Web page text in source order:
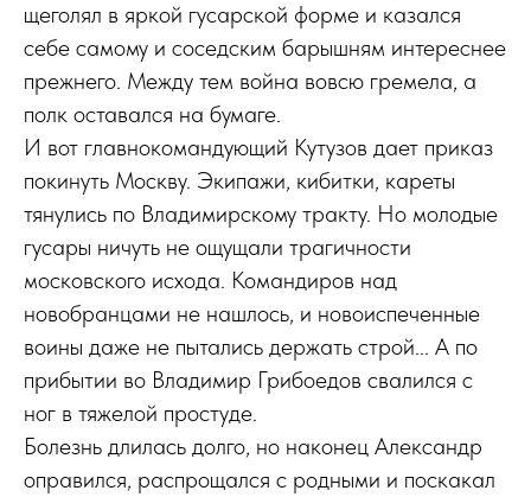
щеголял в яркой гусарской форме и казался
себе самому и соседским барышням интереснее
прежнего. Между тем война вовсю гремела, а
полк оставался на бумаге.
И вот главнокомандующий Кутузов дает приказ
покинуть Москву. Экипажи, кибитки, кареты
тянулись по Владимирскому тракту. Но молодые
гусары ничуть не ощущали трагичности
московского исхода. Командиров над
новобранцами не нашлось, и новоиспеченные
воины даже не пытались держать строй... А по
прибытии во Владимир Грибоедов свалился с
ног в тяжелой простуде.
Болезнь длилась долго, но наконец Александр
оправился, распрощался с родными и поскакал